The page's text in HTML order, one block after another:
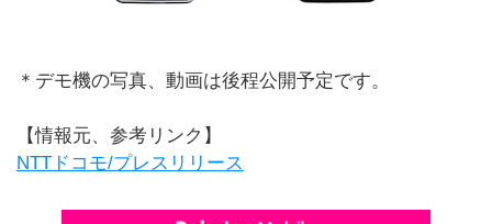
＊デモ機の写真、動画は後程公開予定です。
【情報元、参考リンク】
NTTドコモ/プレスリリース